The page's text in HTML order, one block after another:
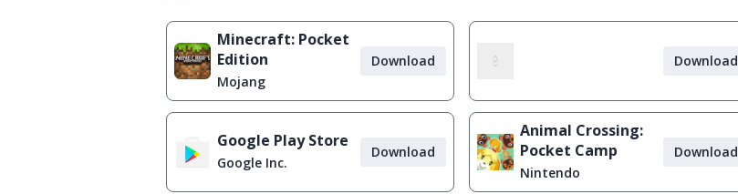
Minecraft: Pocket
Edition
Mojang
Download Download
Google Play Store
Google Inc.
Download
Animal Crossing:
Pocket Camp
Nintendo
Download